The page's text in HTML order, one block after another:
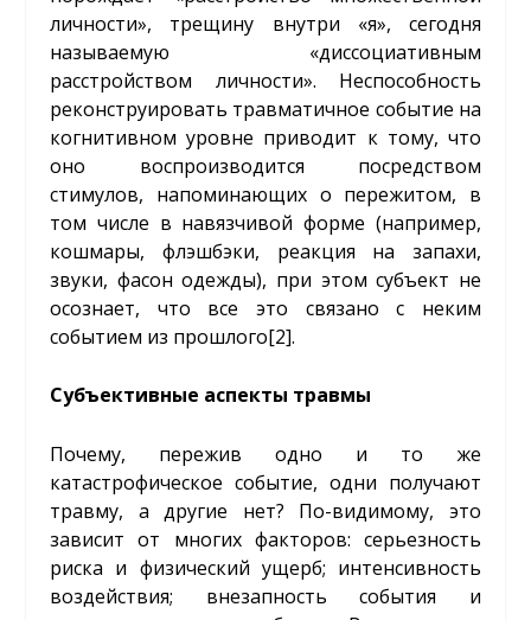
личности», трещину внутри «я», сегодня
называемую «диссоциативным
расстройством личности». Неспособность
реконструировать травматичное событие на
когнитивном уровне приводит к тому, что
оно воспроизводится посредством
стимулов, напоминающих о пережитом, в
том числе в навязчивой форме (например,
кошмары, флэшбэки, реакция на запахи,
звуки, фасон одежды), при этом субъект не
осознает, что все это связано с неким
событием из прошлого[2].
Субъективные аспекты травмы
Почему, пережив одно и то же
катастрофическое событие, одни получают
травму, а другие нет? По-видимому, это
зависит от многих факторов: серьезность
риска и физический ущерб; интенсивность
воздействия; внезапность события и